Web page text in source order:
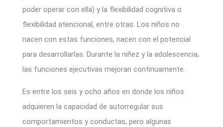
poder operar con ella) y la flexibilidad cognitiva o
flexibilidad atencional, entre otras. Los niños no
nacen con estas funciones, nacen con el potencial
para desarrollarlas. Durante la niñez y la adolescencia,
las funciones ejecutivas mejoran continuamente.
Es entre los seis y ocho años en donde los niños
adquieren la capacidad de autorregular sus
comportamientos y conductas, pero algunas